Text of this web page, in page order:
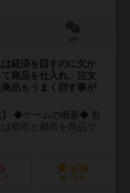
経済を回すのに欠か
商品を仕入れ、注文
品もうまく回す事が
】 ◆ゲームの概要◆ 世
都市と都市を商品で
109
持ってる